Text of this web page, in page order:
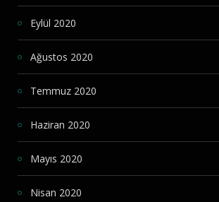
Eylül 2020
Ağustos 2020
Temmuz 2020
Haziran 2020
Mayıs 2020
Nisan 2020